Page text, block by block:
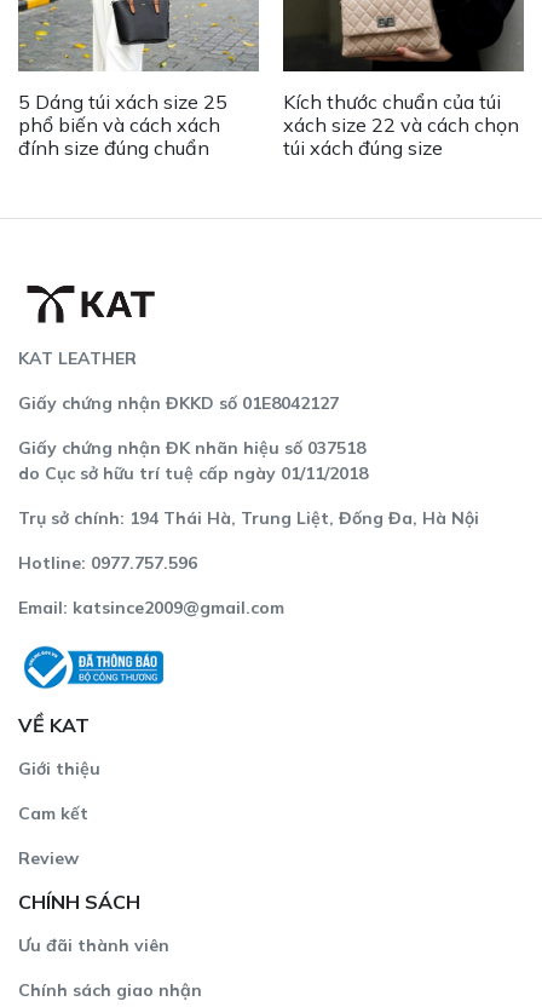
5 Dáng túi xách size 25
phổ biến và cách xách
đính size đúng chuẩn
Kích thước chuẩn của túi
xách size 22 và cách chọn
túi xách đúng size
KAT LEATHER
Giấy chứng nhận ĐKKD số 01E8042127
Giấy chứng nhận ĐK nhãn hiệu số 037518
do Cục sở hữu trí tuệ cấp ngày 01/11/2018
Trụ sở chính: 194 Thái Hà, Trung Liệt, Đống Đa, Hà Nội
Hotline: 0977.757.596
Email: katsince2009@gmail.com
VỀ KAT
Giới thiệu
Cam kết
Review
CHÍNH SÁCH
Ưu đãi thành viên
Chính sách giao nhận